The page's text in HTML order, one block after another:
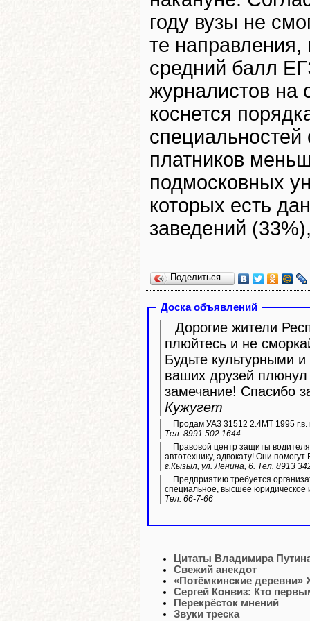
году вузы не
те
средний балл
журналистов на
коснется
платников
подмосковных
которых есть
заведений
Поделиться…
Доска объявлений
Дорогие жители
плюйтесь и не
Будьте культурными
ваших друзей
замечание! Спасибо
Кужугет
Продам УАЗ 31512 2.4МТ 1995 г.в.
Тел. 8991 502 1644
Правовой центр защиты
автотехнику, адвокату! Они
г.Кызыл, ул. Ленина, 6. Тел. 8913
Предприятию требуется
специальное, высшее юридическое
Тел. 66-7-66
Цитаты Владимира
Свежий анекдот
«Потёмкинские деревни»
Сергей Конвиз: Кто
Перекрёсток мнений
Звуки треска